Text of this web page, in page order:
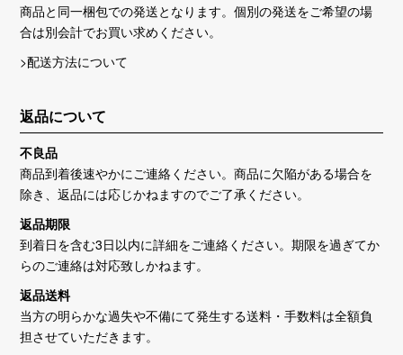
商品と同一梱包での発送となります。個別の発送をご希望の場
合は別会計でお買い求めください。
>配送方法について
返品について
不良品
商品到着後速やかにご連絡ください。商品に欠陥がある場合を
除き、返品には応じかねますのでご了承ください。
返品期限
到着日を含む3日以内に詳細をご連絡ください。期限を過ぎてか
らのご連絡は対応致しかねます。
返品送料
当方の明らかな過失や不備にて発生する送料・手数料は全額負
担させていただきます。